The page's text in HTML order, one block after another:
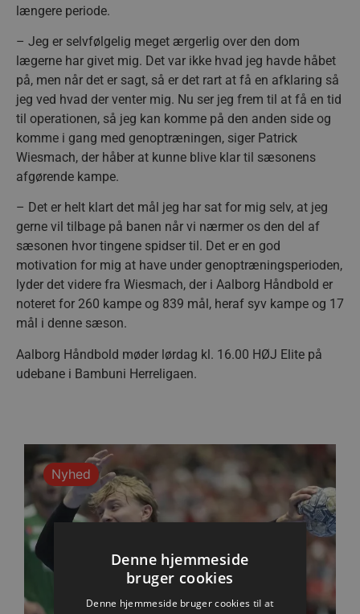
længere periode.
– Jeg er selvfølgelig meget ærgerlig over den dom
lægerne har givet mig. Det var ikke hvad jeg havde håbet
på, men når det er sagt, så er det rart at få en afklaring så
jeg ved hvad der venter mig. Nu ser jeg frem til at få en tid
til operationen, så jeg kan komme på den anden side og
komme i gang med genoptræningen, siger Patrick
Wiesmach, der håber at kunne blive klar til sæsonens
afgørende kampe.
– Det er helt klart det mål jeg har sat for mig selv, at jeg
gerne vil tilbage på banen når vi nærmer os den del af
sæsonen hvor tingene spidser til. Det er en god
motivation for mig at have under genoptræningsperioden,
lyder det videre fra Wiesmach, der i Aalborg Håndbold er
noteret for 260 kampe og 839 mål, heraf syv kampe og 17
mål i denne sæson.
Aalborg Håndbold møder lørdag kl. 16.00 HØJ Elite på
udebane i Bambuni Herreligaen.
Nyhed
Denne hjemmeside
bruger cookies
Denne hjemmeside bruger cookies til at